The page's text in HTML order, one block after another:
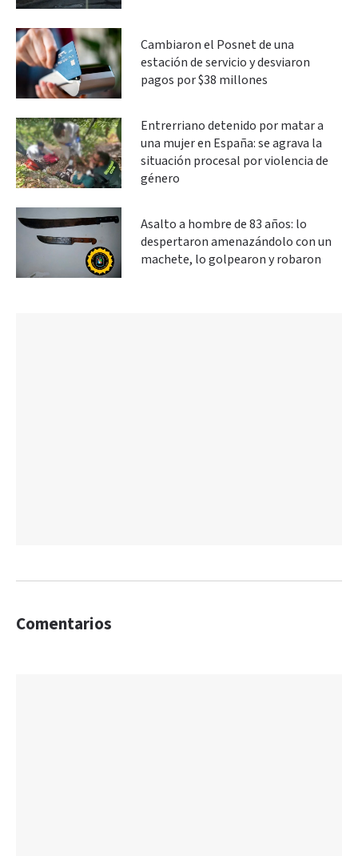
Cambiaron el Posnet de una
estación de servicio y desviaron
pagos por $38 millones
Entrerriano detenido por matar a
una mujer en España: se agrava la
situación procesal por violencia de
género
Asalto a hombre de 83 años: lo
despertaron amenazándolo con un
machete, lo golpearon y robaron
Comentarios